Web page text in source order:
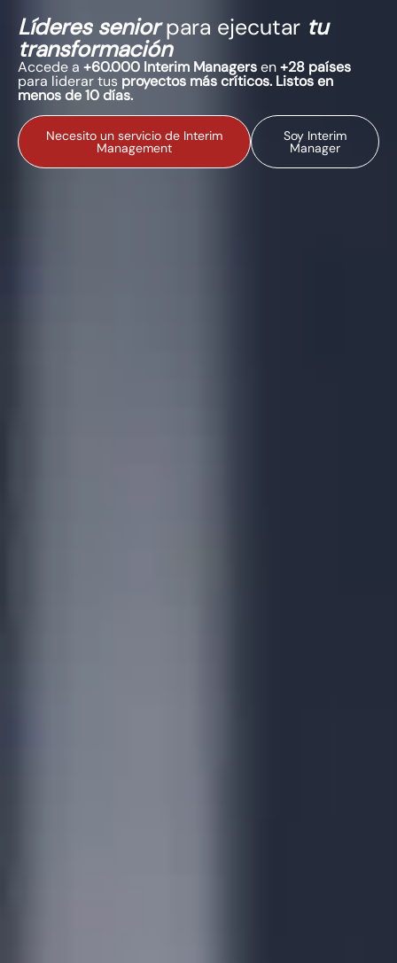
Líderes seniorpara ejecutar tu
transformación
Accede a +60.000 Interim Managersen+28 países
para liderar tus proyectos más críticos. Listos en
menos de 10 días.
Necesito un servicio de Interim
Management
Soy Interim
Manager